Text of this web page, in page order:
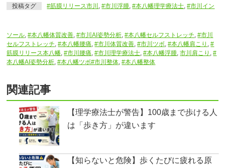
投稿タグ #筋膜リリース市川 ,#市川浮腫 ,#本八幡理学療法士 ,#市川イン
ソール ,#本八幡体質改善 ,#市川AI姿勢分析 ,#本八幡セルフストレッチ ,#市川
セルフストレッチ ,#本八幡腰痛 ,#市川体質改善 ,#市川ツボ ,#本八幡肩こり ,#
筋膜リリース本八幡 ,#市川腰痛 ,#市川理学療法士 ,#本八幡浮腫 ,市川肩こり ,#
本八幡AI姿勢分析 ,#本八幡ツボ#市川整体 ,#本八幡整体
関連記事
【理学療法士が警告】100歳まで歩ける人
は「歩き方」が違います
【知らないと危険】歩くたびに疲れる原